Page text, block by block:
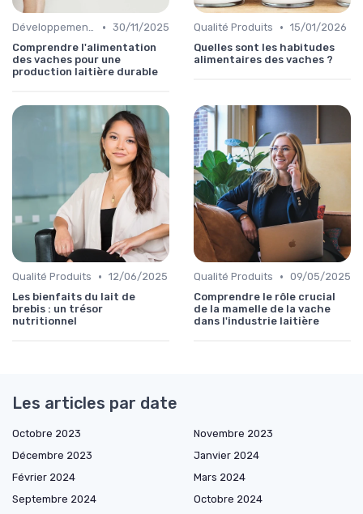
Développement Durable • 30/11/2025
Comprendre l'alimentation
des vaches pour une
production laitière durable
Qualité Produits • 15/01/2026
Quelles sont les habitudes
alimentaires des vaches ?
Qualité Produits • 12/06/2025
Les bienfaits du lait de
brebis : un trésor
nutritionnel
Qualité Produits • 09/05/2025
Comprendre le rôle crucial
de la mamelle de la vache
dans l'industrie laitière
Les articles par date
Octobre 2023
Novembre 2023
Décembre 2023
Janvier 2024
Février 2024
Mars 2024
Septembre 2024
Octobre 2024